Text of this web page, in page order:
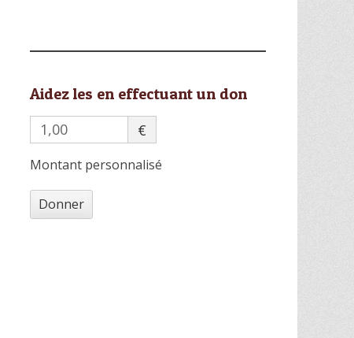
Aidez les en effectuant un don
€
Montant personnalisé
Donner